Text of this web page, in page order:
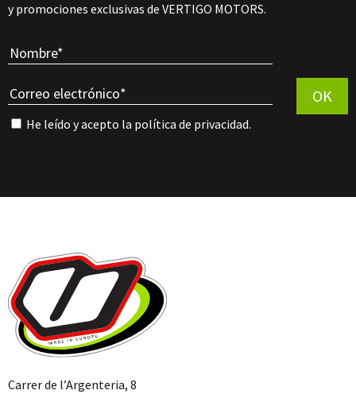
y promociones exclusivas de VERTIGO MOTORS.
He leído y acepto la política de privacidad.
OK
Carrer de l’Argenteria, 8